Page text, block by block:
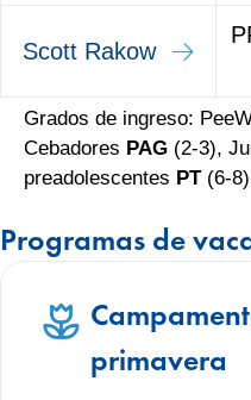
Scott Rakow
Grados de ingreso:
Cebadores PAG (2-3),
preadolescentes PT(6-
Programas de
primavera